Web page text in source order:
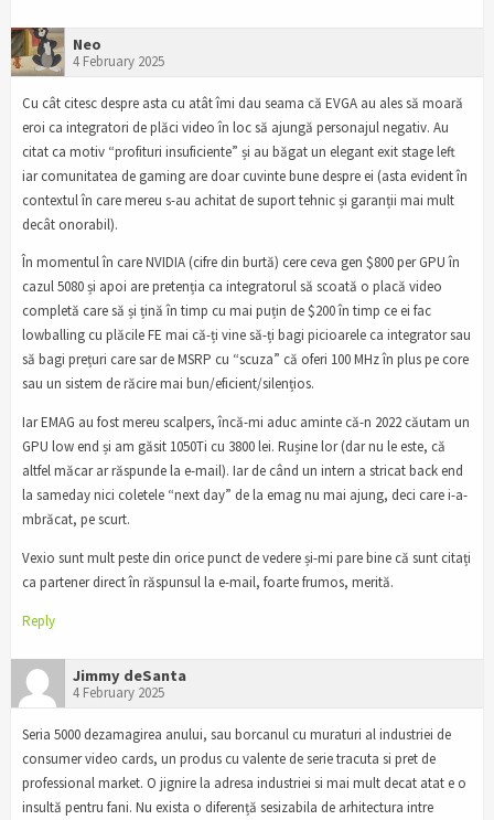
Neo
4 February 2025
Cu cât citesc despre asta cu atât îmi dau seama că EVGA au ales să moară
eroi ca integratori de plăci video în loc să ajungă personajul negativ. Au
citat ca motiv “profituri insuficiente” și au băgat un elegant exit stage left
iar comunitatea de gaming are doar cuvinte bune despre ei (asta evident în
contextul în care mereu s-au achitat de suport tehnic și garanții mai mult
decât onorabil).
În momentul în care NVIDIA (cifre din burtă) cere ceva gen $800 per GPU în
cazul 5080 și apoi are pretenția ca integratorul să scoată o placă video
completă care să și țină în timp cu mai puțin de $200 în timp ce ei fac
lowballing cu plăcile FE mai că-ți vine să-ți bagi picioarele ca integrator sau
să bagi prețuri care sar de MSRP cu “scuza” că oferi 100 MHz în plus pe core
sau un sistem de răcire mai bun/eficient/silențios.
Iar EMAG au fost mereu scalpers, încă-mi aduc aminte că-n 2022 căutam un
GPU low end și am găsit 1050Ti cu 3800 lei. Rușine lor (dar nu le este, că
altfel măcar ar răspunde la e-mail). Iar de când un intern a stricat back end
la sameday nici coletele “next day” de la emag nu mai ajung, deci care i-a-
mbrăcat, pe scurt.
Vexio sunt mult peste din orice punct de vedere și-mi pare bine că sunt citați
ca partener direct în răspunsul la e-mail, foarte frumos, merită.
Reply
Jimmy deSanta
4 February 2025
Seria 5000 dezamagirea anului, sau borcanul cu muraturi al industriei de
consumer video cards, un produs cu valente de serie tracuta si pret de
professional market. O jignire la adresa industriei si mai mult decat atat e o
insultă pentru fani. Nu exista o diferență sesizabila de arhitectura intre